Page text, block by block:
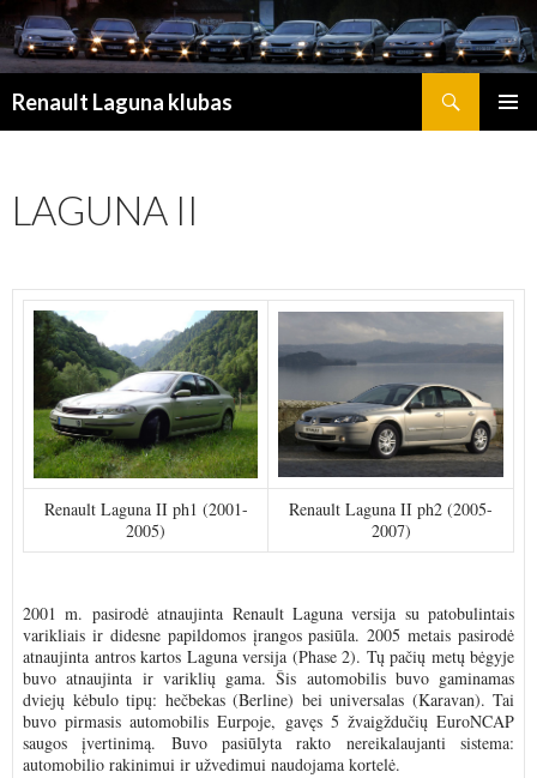
Renault Laguna klubas
LAGUNA II
Renault Laguna II ph1 (2001-
2005)
Renault Laguna II ph2 (2005-
2007)
2001 m. pasirodė atnaujinta Renault Laguna versija su patobulintais
varikliais ir didesne papildomos įrangos pasiūla. 2005 metais pasirodė
atnaujinta antros kartos Laguna versija (Phase 2). Tų pačių metų bėgyje
buvo atnaujinta ir variklių gama. Šis automobilis buvo gaminamas
dviejų kėbulo tipų: hečbekas (Berline) bei universalas (Karavan). Tai
buvo pirmasis automobilis Eurpoje, gavęs 5 žvaigždučių EuroNCAP
saugos įvertinimą. Buvo pasiūlyta rakto nereikalaujanti sistema:
automobilio rakinimui ir užvedimui naudojama kortelė.